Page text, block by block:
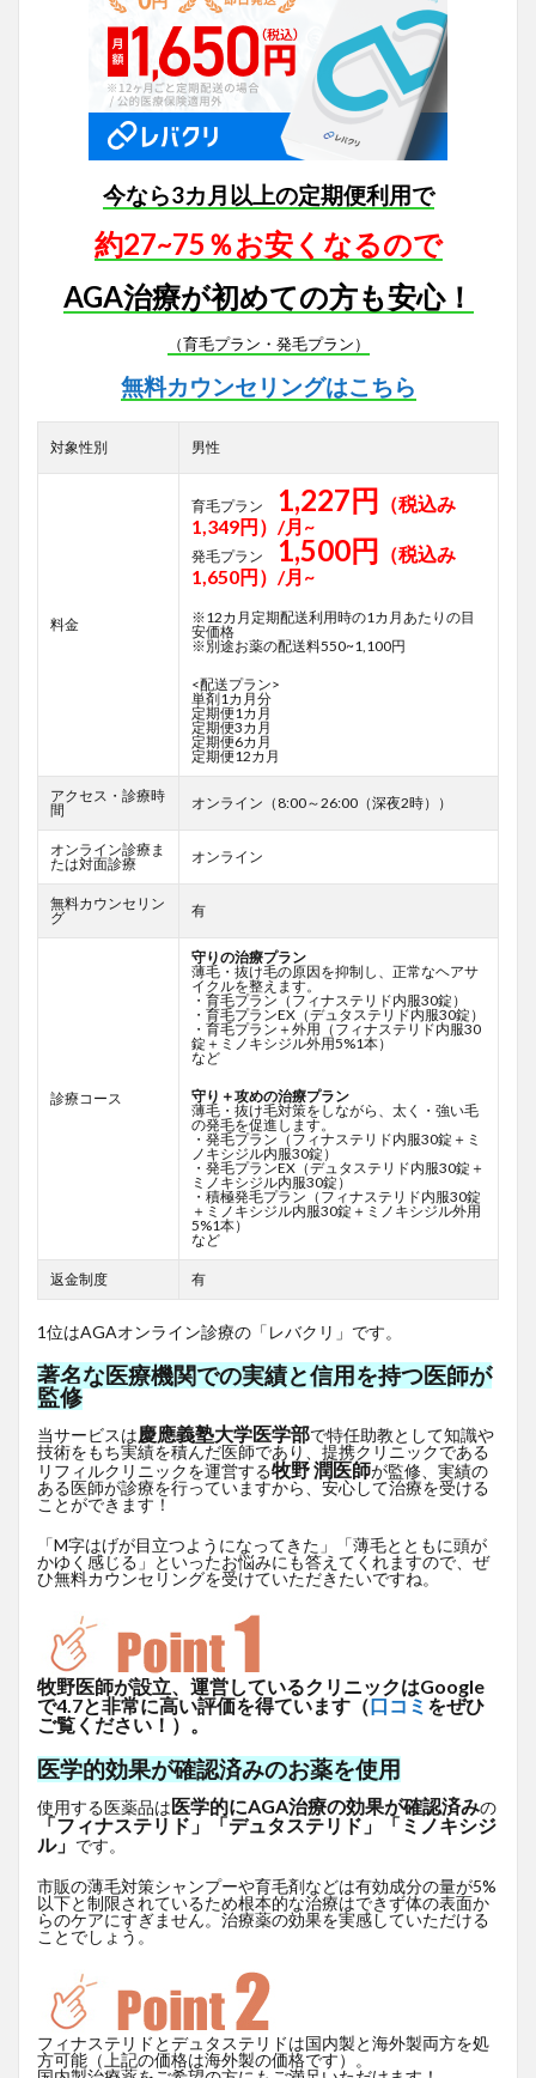
今なら3カ月以上の定期便利用で
約27~75％お安くなるので
AGA治療が初めての方も安心！
（育毛プラン・発毛プラン）
無料カウンセリングはこちら
対象性別 男性
料金
育毛プラン 1,227円 （税込み
1,349円）/月~
発毛プラン 1,500円 （税込み
1,650円）/月~
※12カ月定期配送利用時の1カ月あたりの目
安価格
※別途お薬の配送料550~1,100円
<配送プラン>
単剤1カ月分
定期便1カ月
定期便3カ月
定期便6カ月
定期便12カ月
アクセス・診療時
間
オンライン（8:00～26:00（深夜2時））
オンライン診療ま
たは対面診療
オンライン
無料カウンセリン
グ
有
診療コース
守りの治療プラン
薄毛・抜け毛の原因を抑制し、正常なヘアサ
イクルを整えます。
・育毛プラン（フィナステリド内服30錠）
・育毛プランEX（デュタステリド内服30錠）
・育毛プラン＋外用（フィナステリド内服30
錠＋ミノキシジル外用5%1本）
など
守り＋攻めの治療プラン
薄毛・抜け毛対策をしながら、太く・強い毛
の発毛を促進します。
・発毛プラン（フィナステリド内服30錠＋ミ
ノキシジル内服30錠）
・発毛プランEX（デュタステリド内服30錠＋
ミノキシジル内服30錠）
・積極発毛プラン（フィナステリド内服30錠
＋ミノキシジル内服30錠＋ミノキシジル外用
5%1本）
など
返金制度 有
1位はAGAオンライン診療の「レバクリ」です。
著名な医療機関での実績と信用を持つ医師が
監修
当サービスは慶應義塾大学医学部で特任助教として知識や
技術をもち実績を積んだ医師であり、提携クリニックである
リフィルクリニックを運営する牧野 潤医師が監修、実績の
ある医師が診療を行っていますから、安心して治療を受ける
ことができます！
「M字はげが目立つようになってきた」「薄毛とともに頭が
かゆく感じる」といったお悩みにも答えてくれますので、ぜ
ひ無料カウンセリングを受けていただきたいですね。
牧野医師が設立、運営しているクリニックはGoogle
で4.7と非常に高い評価を得ています（口コミ をぜひ
ご覧ください！）。
医学的効果が確認済みのお薬を使用
使用する医薬品は医学的にAGA治療の効果が確認済みの
「フィナステリド」「デュタステリド」「ミノキシジ
ル」 です。
市販の薄毛対策シャンプーや育毛剤などは有効成分の量が5%
以下と制限されているため根本的な治療はできず体の表面か
らのケアにすぎません。治療薬の効果を実感していただける
ことでしょう。
フィナステリドとデュタステリドは国内製と海外製両方を処
方可能（上記の価格は海外製の価格です）。